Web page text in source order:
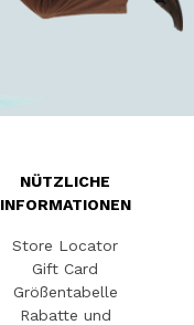
NÜTZLICHE
INFORMATIONEN
Store Locator
Gift Card
Größentabelle
Rabatte und